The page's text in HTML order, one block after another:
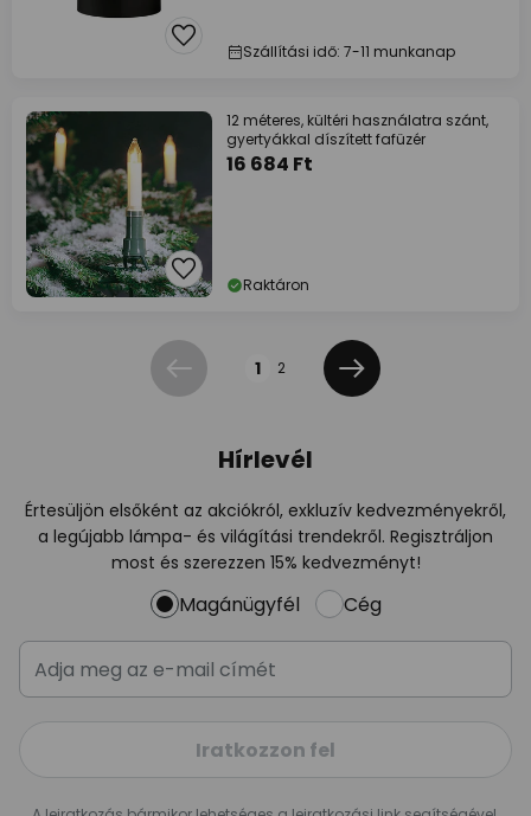
Szállítási idő: 7-11 munkanap
12 méteres, kültéri használatra szánt,
gyertyákkal díszített fafüzér
16 684 Ft
Raktáron
Előző 1 2
Következő
Hírlevél
Értesüljön elsőként az akciókról, exkluzív kedvezményekről,
a legújabb lámpa- és világítási trendekről. Regisztráljon
most és szerezzen 15% kedvezményt!
Magánügyfél Cég
Iratkozzon fel